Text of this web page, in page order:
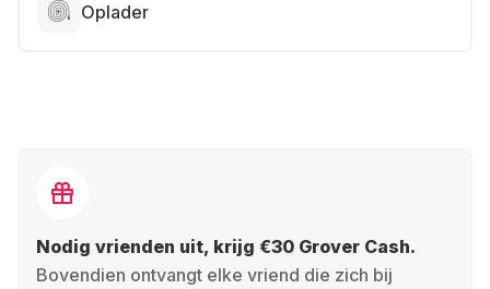
Oplader
Nodig vrienden uit, krijg €30 Grover Cash.
Bovendien ontvangt elke vriend die zich bij